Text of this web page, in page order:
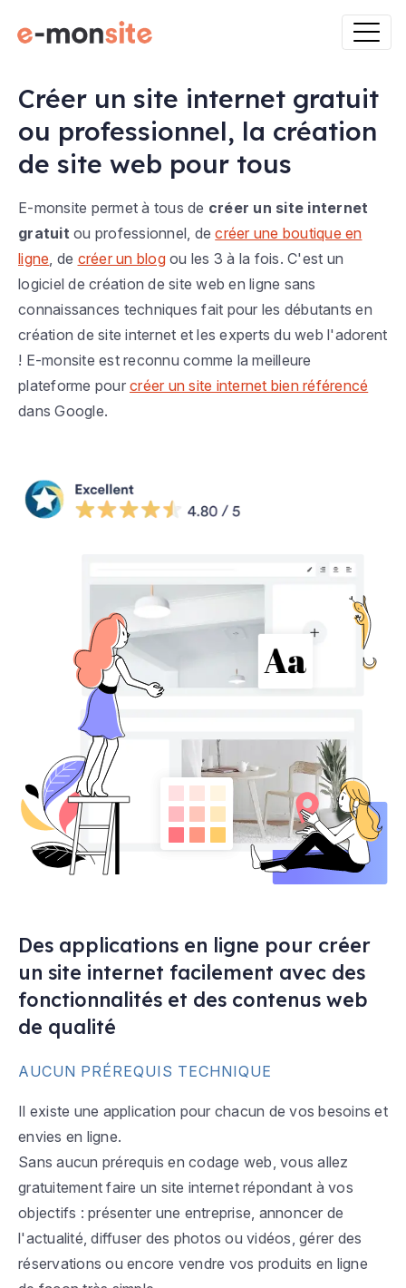
Créer un site internet gratuit
ou professionnel, la création
de site web pour tous
E-monsite permet à tous de créer un site internet
gratuit ou professionnel, decréer une boutique en
ligne , de créer un blogou les 3 à la fois. C'est un
logiciel de création de site web en ligne sans
connaissances techniques fait pour les débutants en
création de site internet et les experts du web l'adorent
! E-monsite est reconnu comme la meilleure
plateforme pour créer un site internet bien référencé
dans Google.
Des applications en ligne pour créer
un site internet facilement avec des
fonctionnalités et des contenus web
de qualité
AUCUN PRÉREQUIS TECHNIQUE
Il existe une application pour chacun de vos besoins et
envies en ligne.
Sans aucun prérequis en codage web, vous allez
gratuitement faire un site internet répondant à vos
objectifs : présenter une entreprise, annoncer de
l'actualité, diffuser des photos ou vidéos, gérer des
réservations ou encore vendre vos produits en ligne